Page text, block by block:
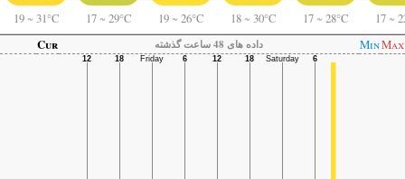
19 ~ 31°C 17 ~ 29°C 19 ~ 26°C 18 ~ 30°C 17 ~ 28°C 17 ~
Cur
داده های 48 ساعت گذشته MinMax